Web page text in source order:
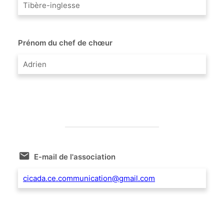
Tibère-inglesse
Prénom du chef de chœur
Adrien
E-mail de l'association
cicada.ce.communication@gmail.com